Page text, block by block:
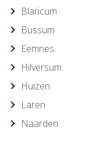
Blaricum
Bussum
Eemnes
Hilversum
Huizen
Laren
Naarden